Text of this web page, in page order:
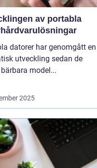
av portabla
datorer har genomgått en
utveckling sedan de
model...
2025